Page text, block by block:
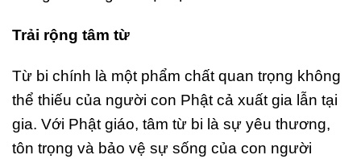
Trải rộng tâm từ
Từ bi chính là một phẩm chất quan trọng không
thể thiếu của người con Phật cả xuất gia lẫn tại
gia. Với Phật giáo, tâm từ bi là sự yêu thương,
tôn trọng và bảo vệ sự sống của con người